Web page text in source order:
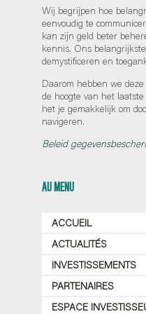
Wij begrijpen hoe
eenvoudig te
kan zijn geld beter
kennis. Ons
demystificeren en
Daarom hebben we
de hoogte van het
het je gemakkelijk om
navigeren.
Beleid
AU MENU
ACCUEIL
ACTUALITÉS
INVESTISSEMENTS
PARTENAIRES
ESPACE